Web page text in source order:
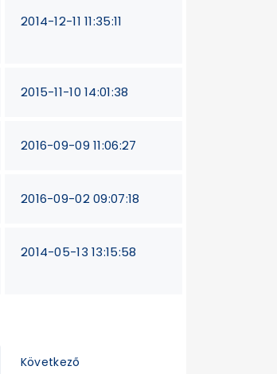
2014-12-11 11:35:11
2015-11-10 14:01:38
2016-09-09 11:06:27
2016-09-02 09:07:18
2014-05-13 13:15:58
Következő